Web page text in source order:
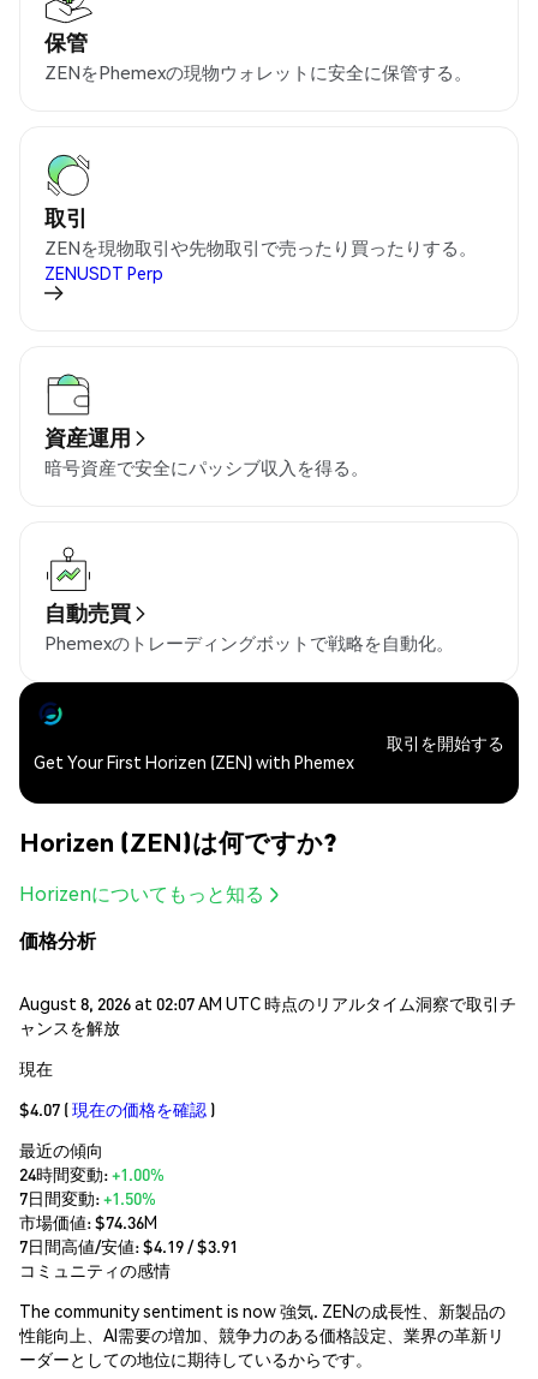
保管
ZENをPhemexの現物ウォレットに安全に保管する。
取引
ZENを現物取引や先物取引で売ったり買ったりする。
ZENUSDT Perp
資産運用
暗号資産で安全にパッシブ収入を得る。
自動売買
Phemexのトレーディングボットで戦略を自動化。
Get Your First Horizen (ZEN) with Phemex
取引を開始する
Horizen (ZEN)は何ですか?
Horizenについてもっと知る
価格分析
August 8, 2026 at 02:07 AM UTC 時点のリアルタイム洞察で取引チ
ャンスを解放
現在
$4.07 (現在の価格を確認 )
最近の傾向
24時間変動:+1.00%
7日間変動:+1.50%
市場価値:$74.36M
7日間高値/安値: $4.19/ $3.91
コミュニティの感情
The community sentiment is now 強気. ZENの成長性、新製品の
性能向上、AI需要の増加、競争力のある価格設定、業界の革新リ
ーダーとしての地位に期待しているからです。